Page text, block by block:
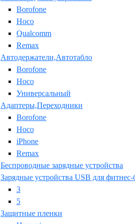
Borofone
Hoco
Qualcomm
Remax
Автодержатели,Автотабло
Borofone
Hoco
Универсальный
Адаптеры,Переходники
Borofone
Hoco
iPhone
Remax
Беспроводные зарядные устройства
Зарядные устройства USB для фитнес-
3
5
Защитные пленки